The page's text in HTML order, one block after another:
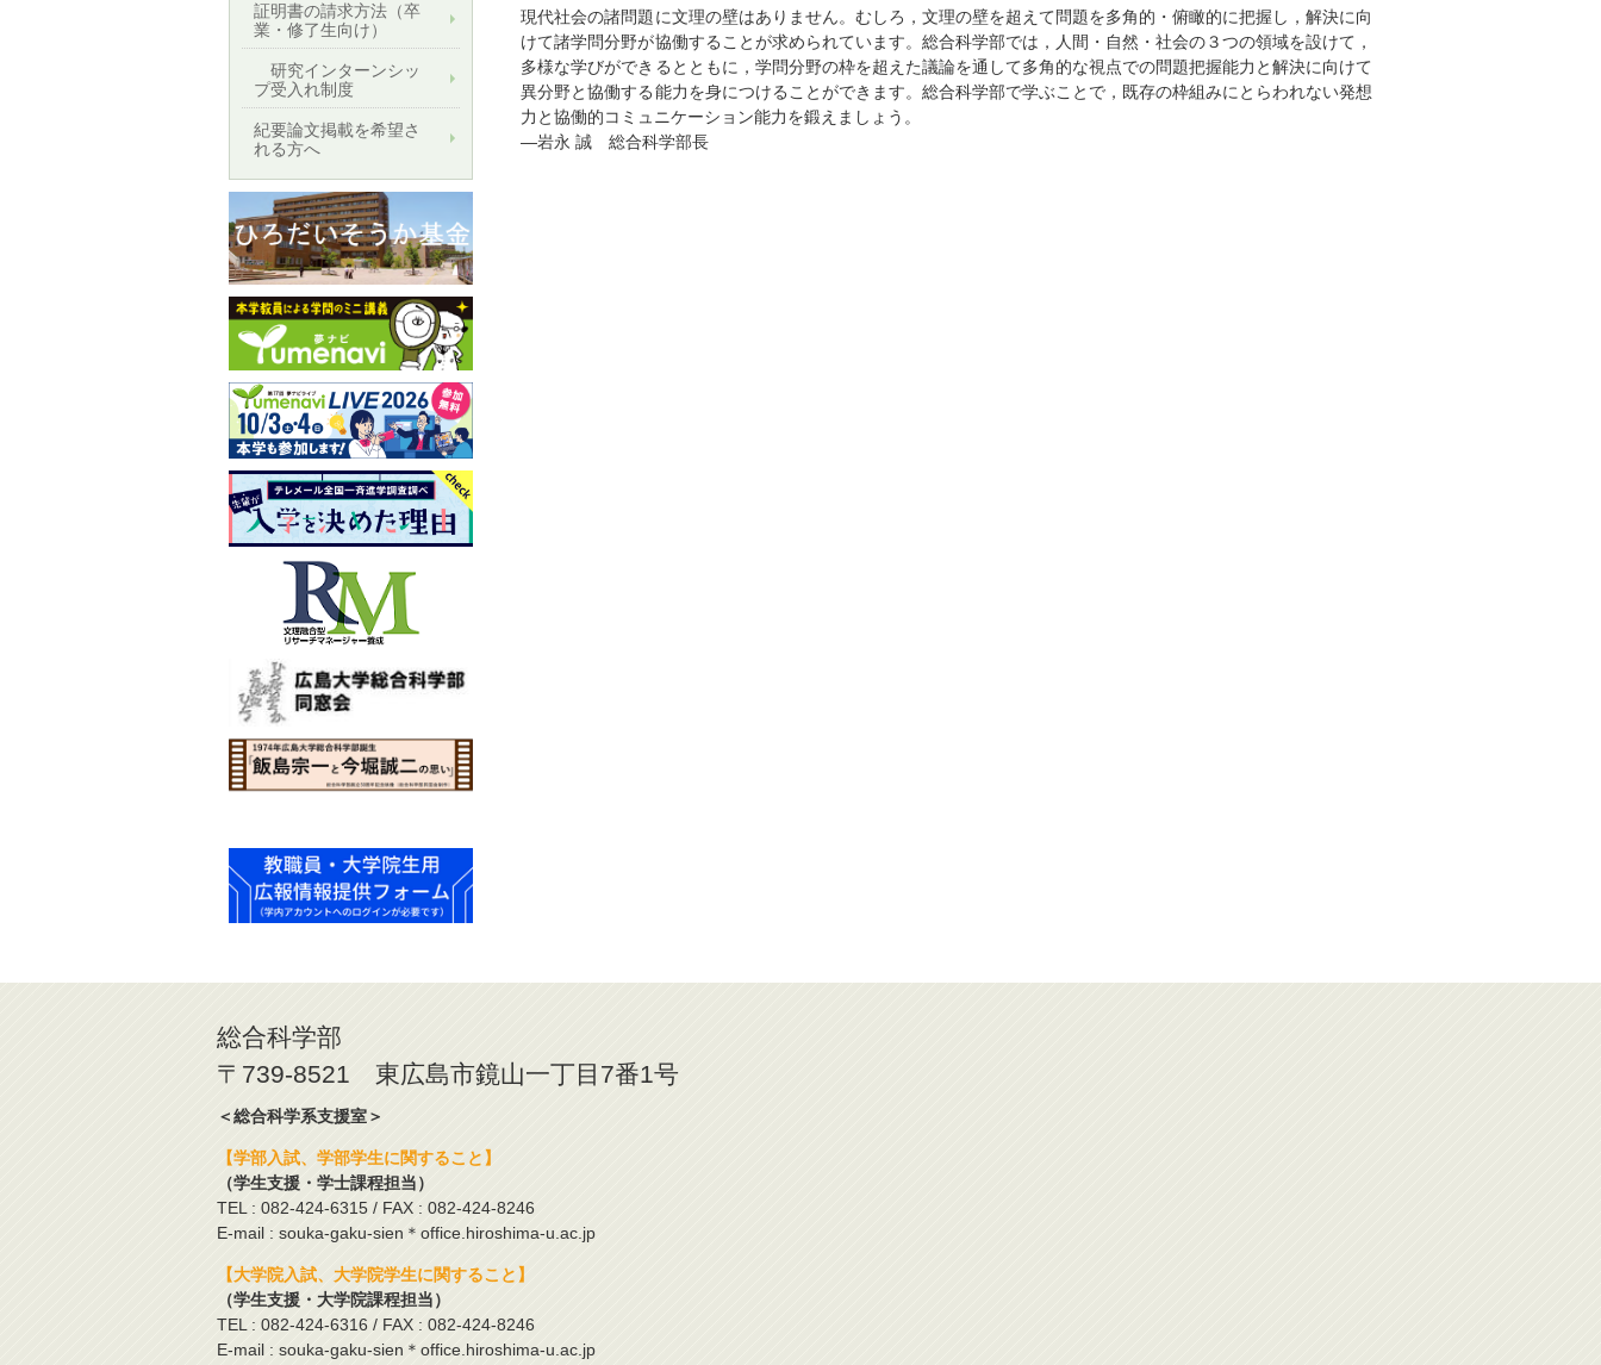
現代社会の諸問題に文理の壁はありません。むしろ，文理の壁を超えて問題を多角的・俯瞰的に把握し，解決に向
けて諸学問分野が協働することが求められています。総合科学部では，人間・自然・社会の３つの領域を設けて，
多様な学びができるとともに，学問分野の枠を超えた議論を通して多角的な視点での問題把握能力と解決に向けて
異分野と協働する能力を身につけることができます。総合科学部で学ぶことで，既存の枠組みにとらわれない発想
力と協働的コミュニケーション能力を鍛えましょう。
―岩永 誠 総合科学部長
証明書の請求方法（卒
業・修了生向け）
研究インターンシッ
プ受入れ制度
紀要論文掲載を希望さ
れる方へ
総合科学部
〒739-8521 東広島市鏡山一丁目7番1号
＜総合科学系支援室＞
【学部入試、学部学生に関すること】
（学生支援・学士課程担当）
TEL : 082-424-6315 / FAX : 082-424-8246
E-mail : souka-gaku-sien＊office.hiroshima-u.ac.jp
【大学院入試、大学院学生に関すること】
（学生支援・大学院課程担当）
TEL : 082-424-6316 / FAX : 082-424-8246
E-mail : souka-gaku-sien＊office.hiroshima-u.ac.jp